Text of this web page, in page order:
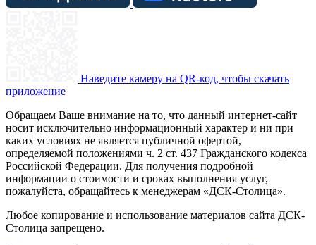
Наведите камеру на QR-код, чтобы скачать
приложение
Обращаем Ваше внимание на то, что данный интернет-сайт
носит исключительно информационный характер и ни при
каких условиях не является публичной офертой,
определяемой положениями ч. 2 ст. 437 Гражданского кодекса
Российской Федерации. Для получения подробной
информации о стоимости и сроках выполнения услуг,
пожалуйста, обращайтесь к менеджерам «ДСК-Столица».
Любое копирование и использование материалов сайта ДСК-
Столица запрещено.